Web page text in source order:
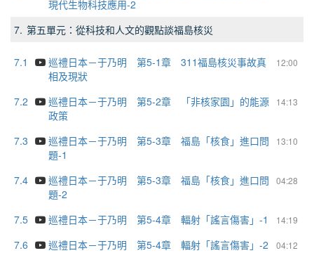
現代生物科技應用-2
7. 第五單元：從科技和人文的觀點談福島核災
7.1 12:00
巡禮日本－于乃明 第5-1章 311福島核災事故真
相及現狀
7.2
14:13
巡禮日本－于乃明 第5-2章 「非核家園」的能源
政策
7.3
13:10
巡禮日本－于乃明 第5-3章 福島「核食」進口問
題-1
7.4
04:28
巡禮日本－于乃明 第5-3章 福島「核食」進口問
題-2
7.5
14:19
巡禮日本－于乃明 第5-4章 輻射「謠言傷害」-1
7.6
04:12
巡禮日本－于乃明 第5-4章 輻射「謠言傷害」-2